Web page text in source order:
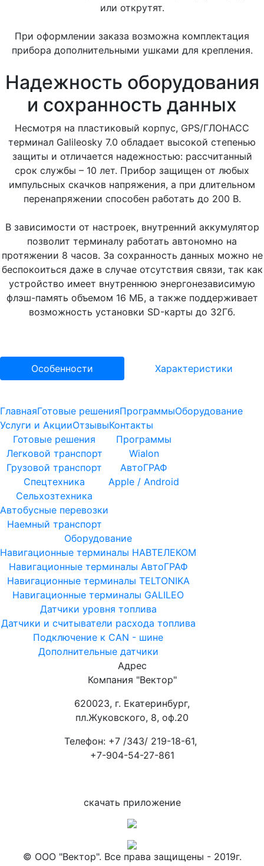
или открутят.
При оформлении заказа возможна комплектация
прибора дополнительными ушками для крепления.
Надежность оборудования
и сохранность данных
Несмотря на пластиковый корпус, GPS/ГЛОНАСС
терминал Galileosky 7.0 обладает высокой степенью
защиты и отличается надежностью: рассчитанный
срок службы – 10 лет. Прибор защищен от любых
импульсных скачков напряжения, а при длительном
перенапряжении способен работать до 200 В.
В зависимости от настроек, внутренний аккумулятор
позволит терминалу работать автономно на
протяжении 8 часов. За сохранность данных можно не
беспокоиться даже в случае отсутствия связи, так как
устройство имеет внутреннюю энергонезависимую
флэш-память объемом 16 МБ, а также поддерживает
возможность установки SD-карты до 32Гб.
Особенности Характеристики
ГлавнаяГотовые решенияПрограммыОборудование
Услуги и АкцииОтзывыКонтакты
Готовые решения
Легковой транспорт
Грузовой транспорт
Спецтехника
Сельхозтехника
Автобусные перевозки
Наемный транспорт
Программы
Wialon
АвтоГРАФ
Apple / Android
Оборудование
Навигационные терминалы НАВТЕЛЕКОМ
Навигационные терминалы АвтоГРАФ
Навигационные терминалы TELTONIKA
Навигационные терминалы GALILEO
Датчики уровня топлива
Датчики и считыватели расхода топлива
Подключение к CAN - шине
Дополнительные датчики
Адрес
Компания "Вектор"
620023, г. Екатеринбург,
пл.Жуковского, 8, оф.20
Телефон: +7 /343/ 219-18-61,
+7-904-54-27-861
скачать приложение
© ООО "Вектор". Все права защищены - 2019г.